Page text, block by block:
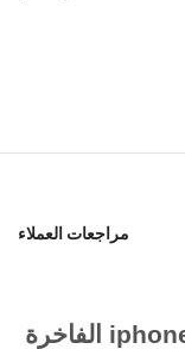
مراجعات العملاء
حالة الهاتف iphone11 الفاخرة